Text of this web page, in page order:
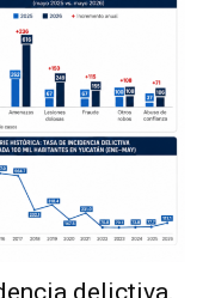
delictiva,